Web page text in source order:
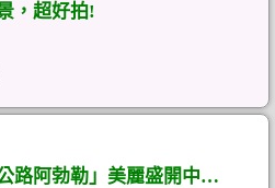
，超好拍!
路阿勃勒」美麗盛開中…